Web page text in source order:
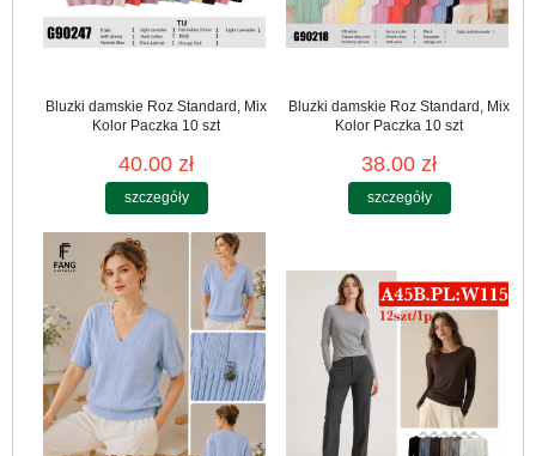
Bluzki damskie Roz Standard, Mix
Kolor Paczka 10 szt
40.00 zł
szczegóły
Bluzki damskie Roz Standard, Mix
Kolor Paczka 10 szt
38.00 zł
szczegóły